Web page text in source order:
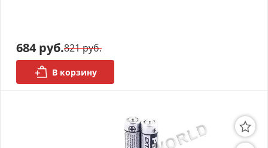
684 руб.821 руб.
В корзину